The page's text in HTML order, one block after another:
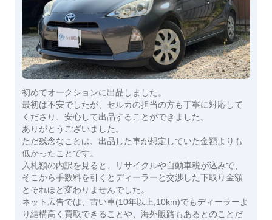
初めてオークションに出品しました。
最初は不安でしたが、セルカの担当の方も丁寧に対応して
くださり、安心して出品することができました。
ありがとうございました。
ただ残念なことは、出品した車が想定していた金額よりも
低かったことです。
入札額の内訳を見ると、リサイクルや自動車税が込みで、
そこから手数料を引くとディーラーと交渉した下取り金額
とそれほど変わりませんでした。
ネット広告では、古い車(10年以上,10km)でもディーラーよ
り結構高く買取できることや、海外販路もあるとのことだ